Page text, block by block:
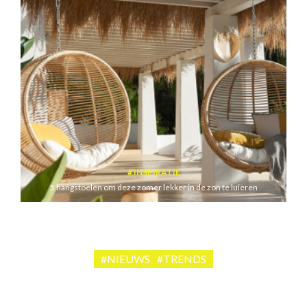
INSPIRATIE
5 hangstoelen om deze zomer lekker in de zon te luieren
#NIEUWS #TRENDS